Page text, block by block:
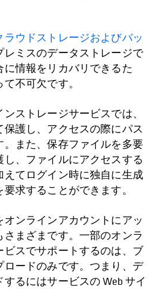
ラウドストレージおよびバッ
レミスのデータストレージで
情報をリカバリできるた
不可欠です。
ストレージサービスでは、
護し、アクセスの際にパス
。また、保存ファイルを多要
、ファイルにアクセスする
てログイン時に独自に生成
求することができます。
ンラインアカウントにアッ
まざまです。一部のオンラ
ビスでサポートするのは、ブ
ロードのみです。つまり、デ
るにはサービスの Web サイ